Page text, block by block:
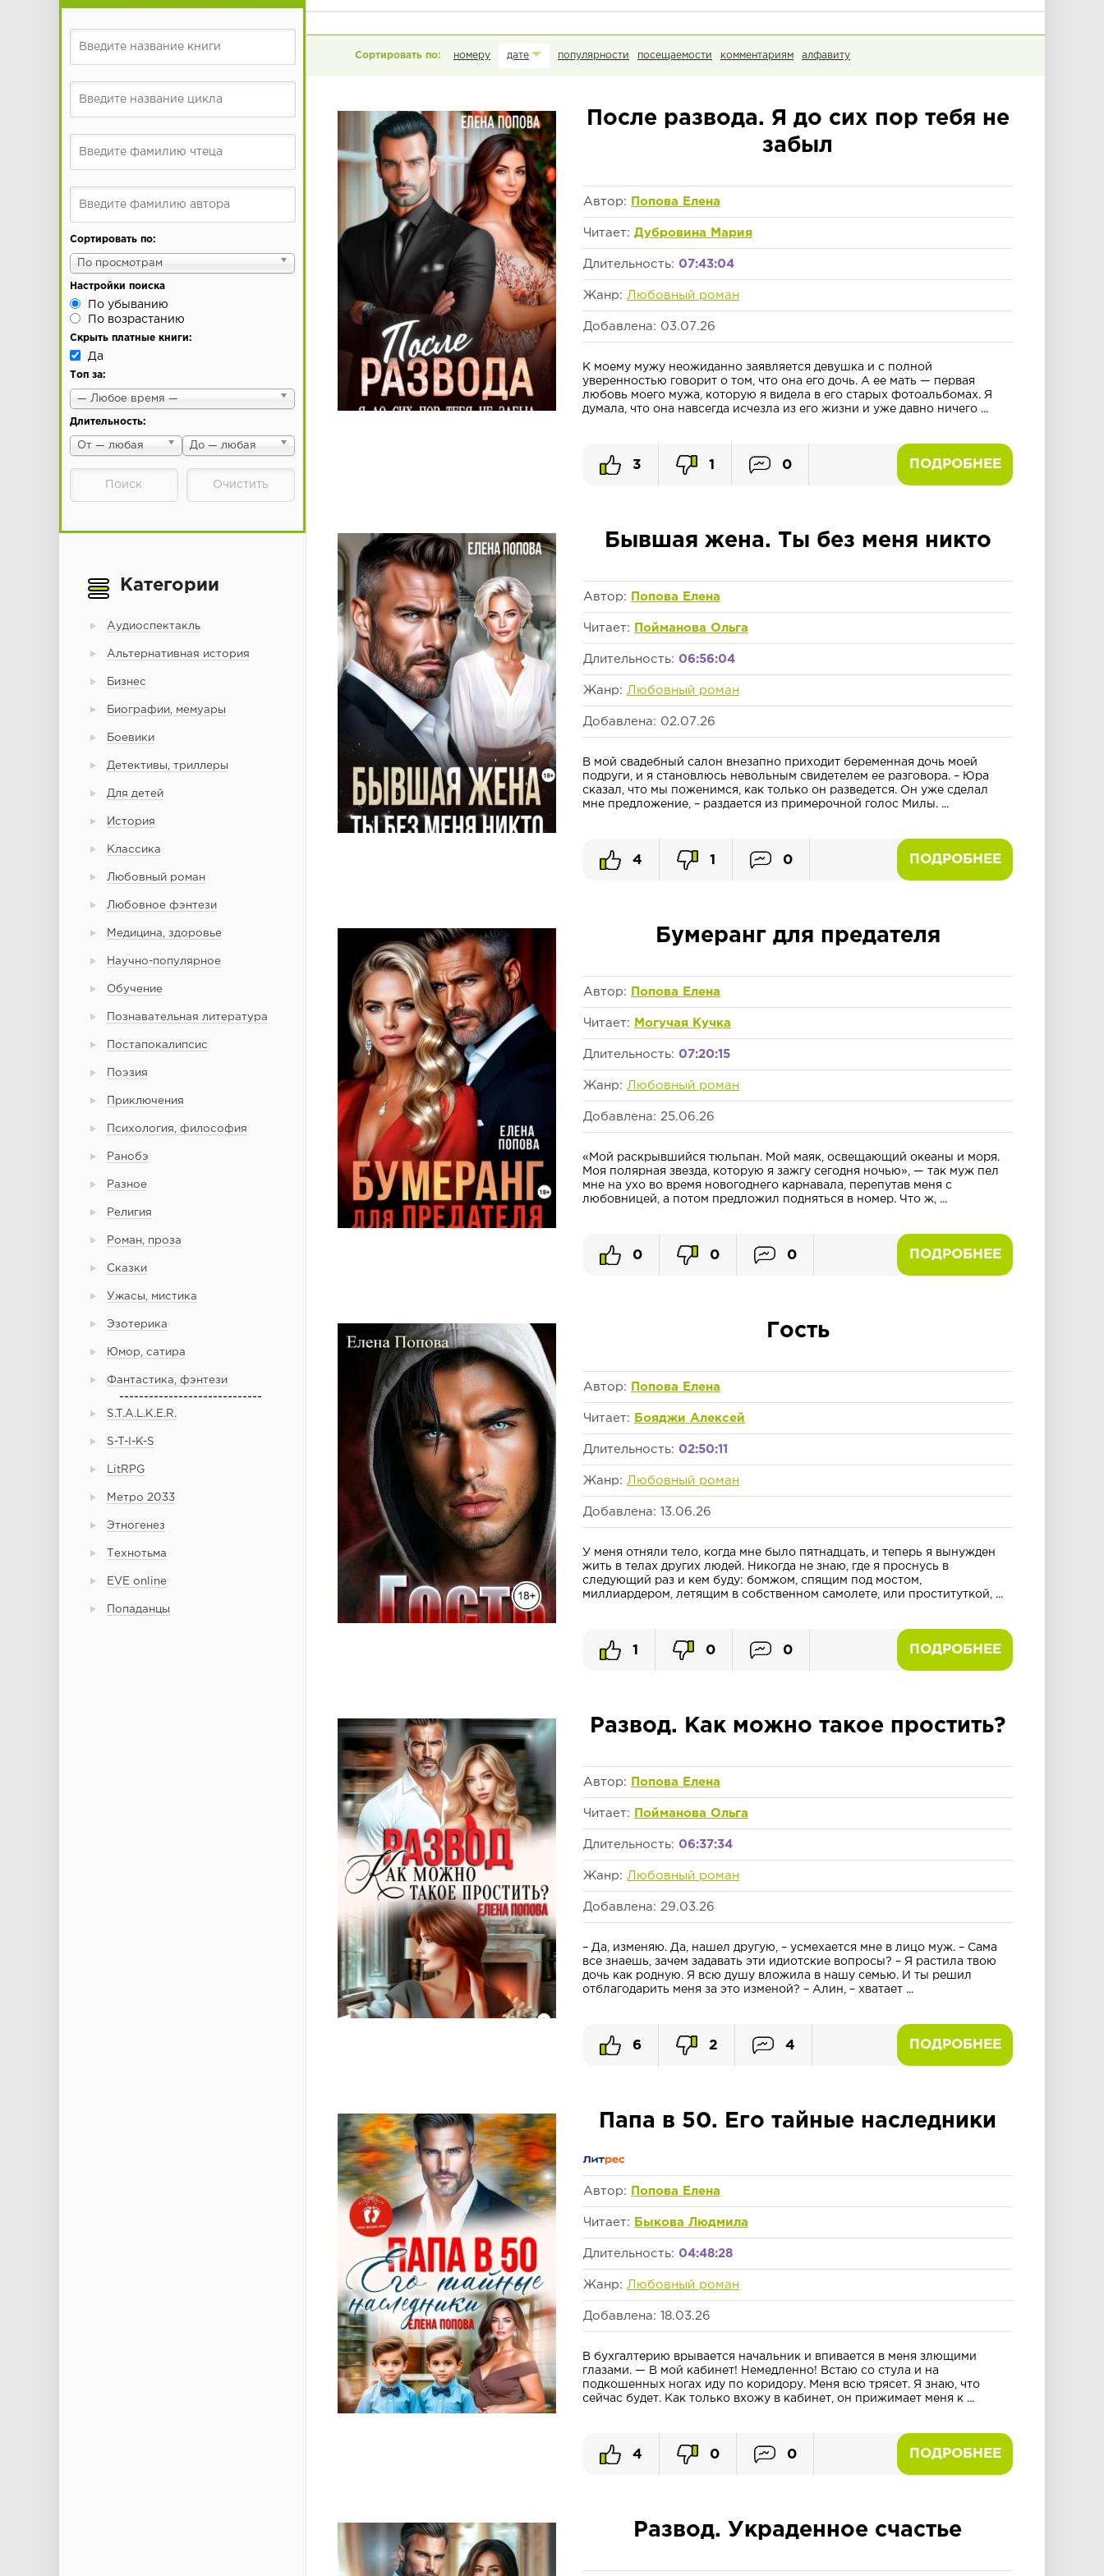
Сортировать по:
По просмотрам
Настройки поиска
По убыванию
По возрастанию
Скрыть платные книги:
Да
Топ за:
— Любое время —
Длительность:
От — любая До — любая
Категории
Аудиоспектакль
Альтернативная история
Бизнес
Биографии, мемуары
Боевики
Детективы, триллеры
Для детей
История
Классика
Любовный роман
Любовное фэнтези
Медицина, здоровье
Научно-популярное
Обучение
Познавательная литература
Постапокалипсис
Поэзия
Приключения
Психология, философия
Ранобэ
Разное
Религия
Роман, проза
Сказки
Ужасы, мистика
Эзотерика
Юмор, сатира
Фантастика, фэнтези
-----------------------------
S.T.A.L.K.E.R.
S-T-I-K-S
LitRPG
Метро 2033
Этногенез
Технотьма
EVE online
Попаданцы
номеру дате популярности посещаемости комментариям алфавиту
После развода. Я до сих пор тебя не
забыл
Автор: Попова Елена
Читает: Дубровина Мария
Длительность: 07:43:04
Жанр: Любовный роман
Добавлена: 03.07.26
К моему мужу неожиданно заявляется девушка и с полной
уверенностью говорит о том, что она его дочь. А ее мать — первая
любовь моего мужа, которую я видела в его старых фотоальбомах. Я
думала, что она навсегда исчезла из его жизни и уже давно ничего ...
ПОДРОБНЕЕ
3 1 0
Бывшая жена. Ты без меня никто
Автор: Попова Елена
Читает: Пойманова Ольга
Длительность: 06:56:04
Жанр: Любовный роман
Добавлена: 02.07.26
В мой свадебный салон внезапно приходит беременная дочь моей
подруги, и я становлюсь невольным свидетелем ее разговора. – Юра
сказал, что мы поженимся, как только он разведется. Он уже сделал
мне предложение, – раздается из примерочной голос Милы. ...
ПОДРОБНЕЕ
4 1 0
Бумеранг для предателя
Автор: Попова Елена
Читает: Могучая Кучка
Длительность: 07:20:15
Жанр: Любовный роман
Добавлена: 25.06.26
«Мой раскрывшийся тюльпан. Мой маяк, освещающий океаны и моря.
Моя полярная звезда, которую я зажгу сегодня ночью», — так муж пел
мне на ухо во время новогоднего карнавала, перепутав меня с
любовницей, а потом предложил подняться в номер. Что ж, ...
ПОДРОБНЕЕ
0 0 0
Гость
Автор: Попова Елена
Читает: Бояджи Алексей
Длительность: 02:50:11
Жанр: Любовный роман
Добавлена: 13.06.26
У меня отняли тело, когда мне было пятнадцать, и теперь я вынужден
жить в телах других людей. Никогда не знаю, где я проснусь в
следующий раз и кем буду: бомжом, спящим под мостом,
миллиардером, летящим в собственном самолете, или проституткой, ...
ПОДРОБНЕЕ
1 0 0
Развод. Как можно такое простить?
Автор: Попова Елена
Читает: Пойманова Ольга
Длительность: 06:37:34
Жанр: Любовный роман
Добавлена: 29.03.26
– Да, изменяю. Да, нашел другую, – усмехается мне в лицо муж. – Сама
все знаешь, зачем задавать эти идиотские вопросы? – Я растила твою
дочь как родную. Я всю душу вложила в нашу семью. И ты решил
отблагодарить меня за это изменой? – Алин, – хватает ...
ПОДРОБНЕЕ
6 2 4
Папа в 50. Его тайные наследники
Автор: Попова Елена
Читает: Быкова Людмила
Длительность: 04:48:28
Жанр: Любовный роман
Добавлена: 18.03.26
В бухгалтерию врывается начальник и впивается в меня злющими
глазами. — В мой кабинет! Немедленно! Встаю со стула и на
подкошенных ногах иду по коридору. Меня всю трясет. Я знаю, что
сейчас будет. Как только вхожу в кабинет, он прижимает меня к ...
ПОДРОБНЕЕ
4 0 0
Развод. Украденное счастье